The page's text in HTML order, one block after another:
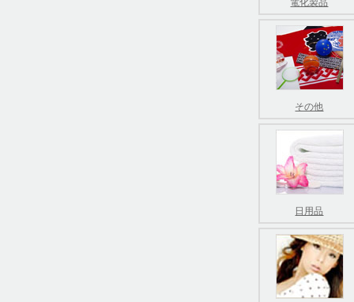
電化製品
その他
日用品